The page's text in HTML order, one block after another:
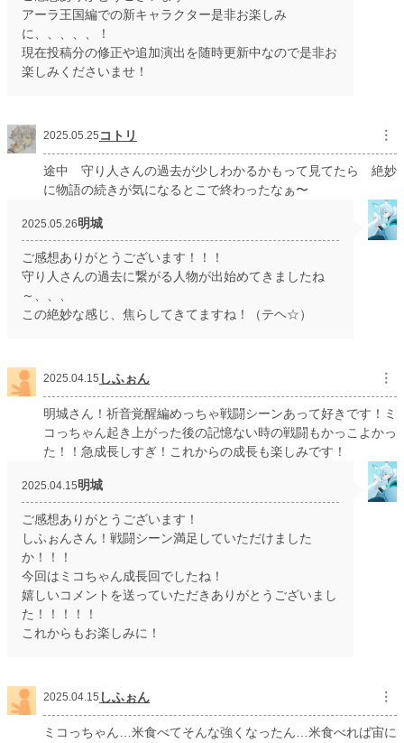
アーラ王国編での新キャラクター是非お楽しみ
に、、、、、！
現在投稿分の修正や追加演出を随時更新中なので是非お
楽しみくださいませ！
2025.05.25 コトリ ︙
途中 守り人さんの過去が少しわかるかもって見てたら 絶妙
に物語の続きが気になるとこで終わったなぁ〜
2025.05.26明城
ご感想ありがとうございます！！！
守り人さんの過去に繋がる人物が出始めてきましたね
～、、、
この絶妙な感じ、焦らしてきてますね！（テヘ☆）
2025.04.15 しふぉん ︙
明城さん！祈音覚醒編めっちゃ戦闘シーンあって好きです！ミ
コっちゃん起き上がった後の記憶ない時の戦闘もかっこよかっ
た！！急成長しすぎ！これからの成長も楽しみです！
2025.04.15明城
ご感想ありがとうございます！
しふぉんさん！戦闘シーン満足していただけました
か！！！
今回はミコちゃん成長回でしたね！
嬉しいコメントを送っていただきありがとうございまし
た！！！！！
これからもお楽しみに！
2025.04.15 しふぉん ︙
ミコっちゃん…米食べてそんな強くなったん…米食べれば宙に